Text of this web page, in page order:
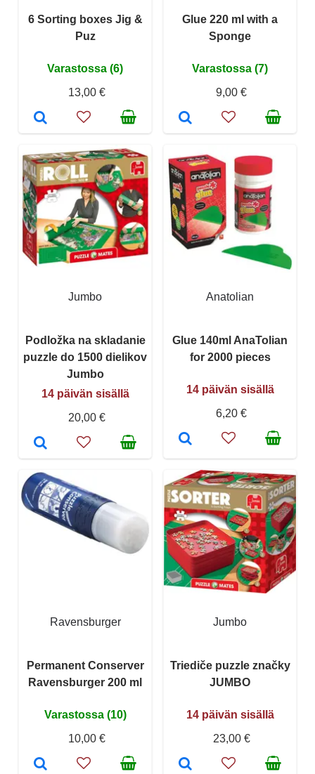
6 Sorting boxes Jig &
Puz
Varastossa (6)
13,00 €
Glue 220 ml with a
Sponge
Varastossa (7)
9,00 €
Jumbo
Podložka na skladanie
puzzle do 1500 dielikov
Jumbo
14 päivän sisällä
20,00 €
Anatolian
Glue 140ml AnaTolian
for 2000 pieces
14 päivän sisällä
6,20 €
Ravensburger
Permanent Conserver
Ravensburger 200 ml
Varastossa (10)
10,00 €
Jumbo
Triediče puzzle značky
JUMBO
14 päivän sisällä
23,00 €